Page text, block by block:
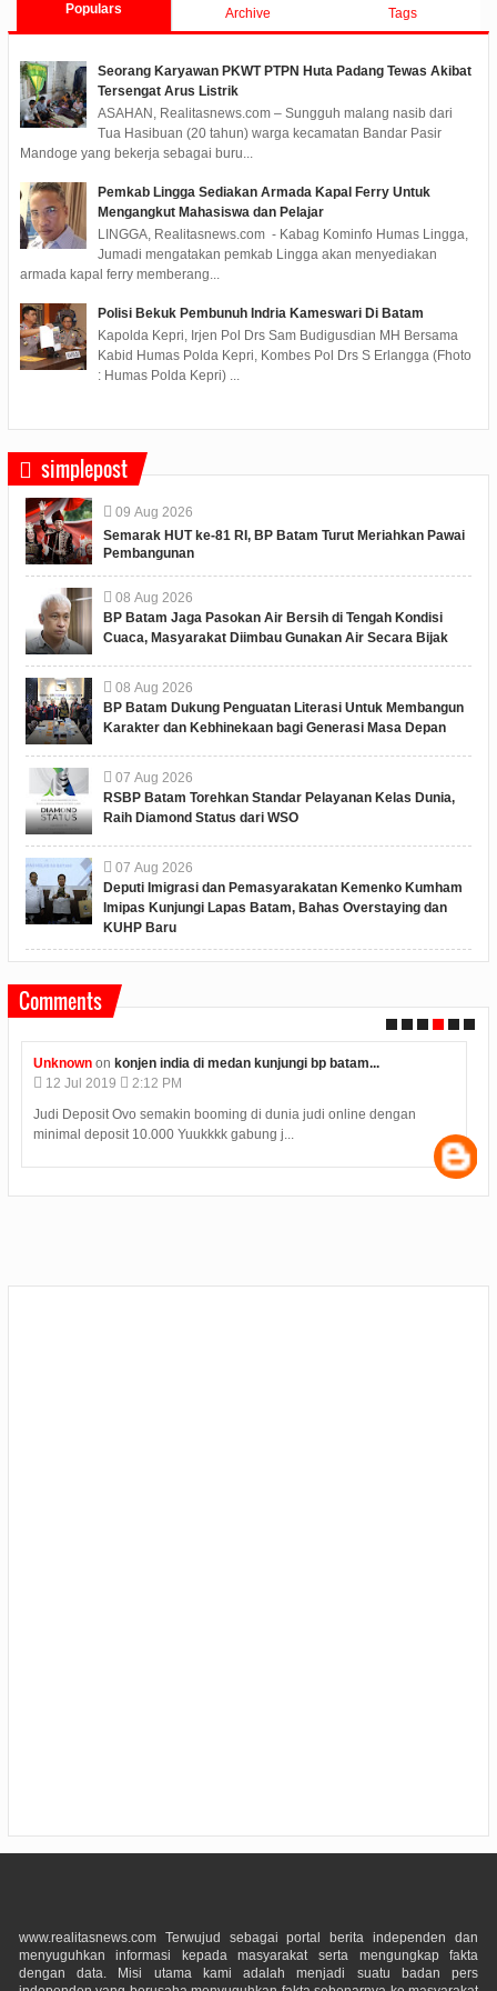
Populars Archive Tags
Seorang Karyawan PKWT PTPN Huta Padang Tewas Akibat
Tersengat Arus Listrik
ASAHAN, Realitasnews.com – Sungguh malang nasib dari
Tua Hasibuan (20 tahun) warga kecamatan Bandar Pasir
Mandoge yang bekerja sebagai buru...
Pemkab Lingga Sediakan Armada Kapal Ferry Untuk
Mengangkut Mahasiswa dan Pelajar
LINGGA, Realitasnews.com - Kabag Kominfo Humas Lingga,
Jumadi mengatakan pemkab Lingga akan menyediakan
armada kapal ferry memberang...
Polisi Bekuk Pembunuh Indria Kameswari Di Batam
Kapolda Kepri, Irjen Pol Drs Sam Budigusdian MH Bersama
Kabid Humas Polda Kepri, Kombes Pol Drs S Erlangga (Fhoto
: Humas Polda Kepri) ...
simplepost
09 Aug 2026
Semarak HUT ke-81 RI, BP Batam Turut Meriahkan Pawai
Pembangunan
08 Aug 2026
BP Batam Jaga Pasokan Air Bersih di Tengah Kondisi
Cuaca, Masyarakat Diimbau Gunakan Air Secara Bijak
08 Aug 2026
BP Batam Dukung Penguatan Literasi Untuk Membangun
Karakter dan Kebhinekaan bagi Generasi Masa Depan
07 Aug 2026
RSBP Batam Torehkan Standar Pelayanan Kelas Dunia,
Raih Diamond Status dari WSO
07 Aug 2026
Deputi Imigrasi dan Pemasyarakatan Kemenko Kumham
Imipas Kunjungi Lapas Batam, Bahas Overstaying dan
KUHP Baru
Comments
Unknownon konjen india di medan kunjungi bp batam...
12 Jul 2019
2:12 PM
Judi Deposit Ovo semakin booming di dunia judi online dengan
minimal deposit 10.000 Yuukkkk gabung j...
www.realitasnews.com Terwujud sebagai portal berita independen dan
menyuguhkan informasi kepada masyarakat serta mengungkap fakta
dengan data. Misi utama kami adalah menjadi suatu badan pers